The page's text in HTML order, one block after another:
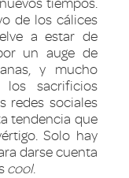
tiempos.
de los cálices
a estar de
un auge de
y mucho
sacrificios
redes sociales
tendencia que
Solo hay
darse cuenta
cool.